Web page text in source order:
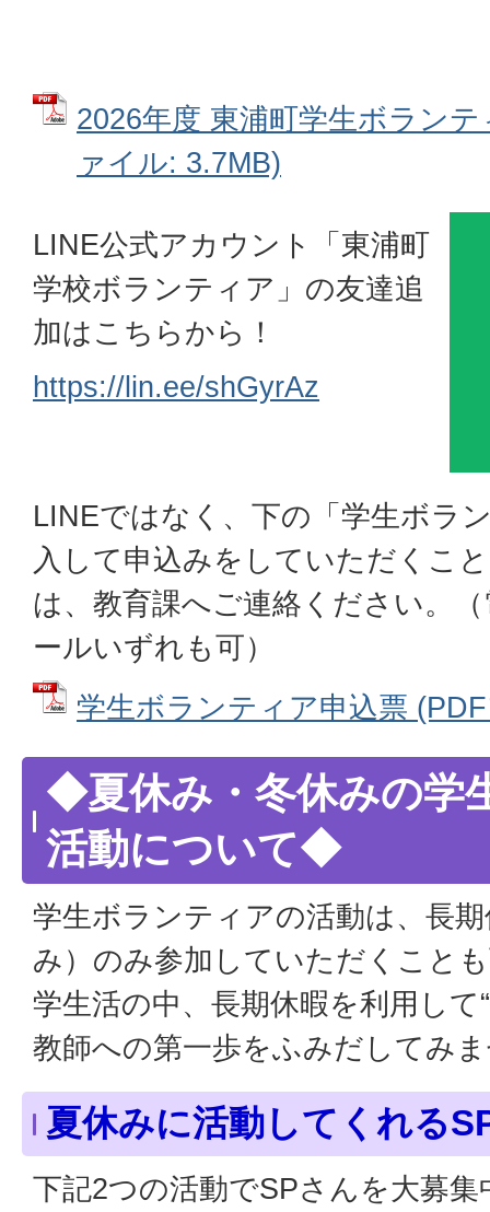
2026年度 東浦町学生ボラン
ァイル: 3.7MB)
LINE公式アカウント「東浦町
学校ボランティア」の友達追
加はこちらから！
https://lin.ee/shGyrAz
LINEではなく、下の「学生ボラ
入して申込みをしていただくこ
は、教育課へご連絡ください。
ールいずれも可）
学生ボランティア申込票
◆夏休み・冬休みの学
活動について◆
学生ボランティアの活動は、長
み）のみ参加していただくこと
学生活の中、長期休暇を利用して
教師への第一歩をふみだしてみ
夏休みに活動してくれる
下記2つの活動でSPさんを大募集